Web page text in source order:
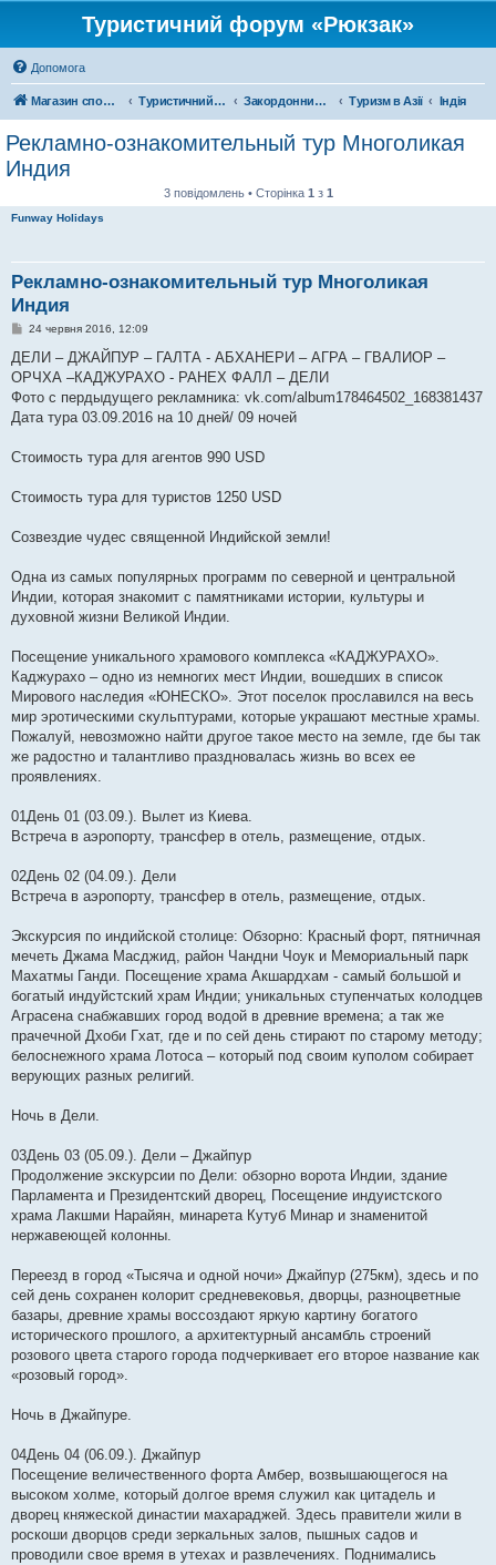
Туристичний форум «Рюкзак»
Допомога
Магазин спорядження Туристичний форум «Рюкзак» Закордонний туризм Туризм в Азії Індія
Рекламно-ознакомительный тур Многоликая
Индия
3 повідомлень • Сторінка 1 з 1
Funway Holidays
Рекламно-ознакомительный тур Многоликая
Индия
П
в
д
о
л
н
24 червня 2016, 12:09
ДЕЛИ – ДЖАЙПУР – ГАЛТА - АБХАНЕРИ – АГРА – ГВАЛИОР –
ОРЧХА –КАДЖУРАХО - РАНЕХ ФАЛЛ – ДЕЛИ
Фото с пердыдущего рекламника: vk.com/album178464502_168381437
Дата тура 03.09.2016 на 10 дней/ 09 ночей
Стоимость тура для агентов 990 USD
Стоимость тура для туристов 1250 USD
Созвездие чудес священной Индийской земли!
Одна из самых популярных программ по северной и центральной
Индии, которая знакомит с памятниками истории, культуры и
духовной жизни Великой Индии.
Посещение уникального храмового комплекса «КАДЖУРАХО».
Каджурахо – одно из немногих мест Индии, вошедших в список
Мирового наследия «ЮНЕСКО». Этот поселок прославился на весь
мир эротическими скульптурами, которые украшают местные храмы.
Пожалуй, невозможно найти другое такое место на земле, где бы так
же радостно и талантливо праздновалась жизнь во всех ее
проявлениях.
01День 01 (03.09.). Вылет из Киева.
Встреча в аэропорту, трансфер в отель, размещение, отдых.
02День 02 (04.09.). Дели
Встреча в аэропорту, трансфер в отель, размещение, отдых.
Экскурсия по индийской столице: Обзорно: Красный форт, пятничная
мечеть Джама Масджид, район Чандни Чоук и Мемориальный парк
Махатмы Ганди. Посещение храма Акшардхам - самый большой и
богатый индуйстский храм Индии; уникальных ступенчатых колодцев
Аграсена снабжавших город водой в древние времена; а так же
прачечной Дхоби Гхат, где и по сей день стирают по старому методу;
белоснежного храма Лотоса – который под своим куполом собирает
верующих разных религий.
Ночь в Дели.
03День 03 (05.09.). Дели – Джайпур
Продолжение экскурсии по Дели: обзорно ворота Индии, здание
Парламента и Президентский дворец, Посещение индуистского
храма Лакшми Нарайян, минарета Кутуб Минар и знаменитой
нержавеющей колонны.
Переезд в город «Тысяча и одной ночи» Джайпур (275км), здесь и по
сей день сохранен колорит средневековья, дворцы, разноцветные
базары, древние храмы воссоздают яркую картину богатого
исторического прошлого, а архитектурный ансамбль строений
розового цвета старого города подчеркивает его второе название как
«розовый город».
Ночь в Джайпуре.
04День 04 (06.09.). Джайпур
Посещение величественного форта Амбер, возвышающегося на
высоком холме, который долгое время служил как цитадель и
дворец княжеской династии махараджей. Здесь правители жили в
роскоши дворцов среди зеркальных залов, пышных садов и
проводили свое время в утехах и развлечениях. Поднимались